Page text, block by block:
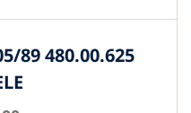
89 480.00.625